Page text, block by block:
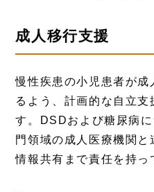
成人移行支援
慢性疾患の小児患者が成
るよう、計画的な自立支
す。DSDおよび糖尿病
門領域の成人医療機関
情報共有まで責任を持っ